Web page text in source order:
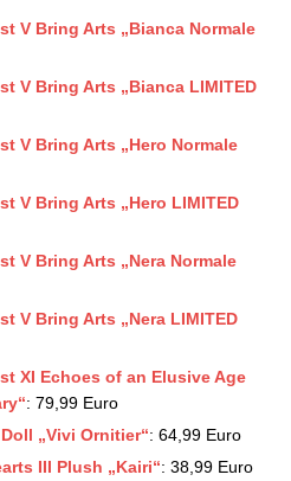
V Bring Arts „Bianca Normale
V Bring Arts „Bianca LIMITED
V Bring Arts „Hero Normale
V Bring Arts „Hero LIMITED
V Bring Arts „Nera Normale
V Bring Arts „Nera LIMITED
XI Echoes of an Elusive Age
: 79,99 Euro
„Vivi Ornitier“: 64,99 Euro
III Plush „Kairi“: 38,99 Euro